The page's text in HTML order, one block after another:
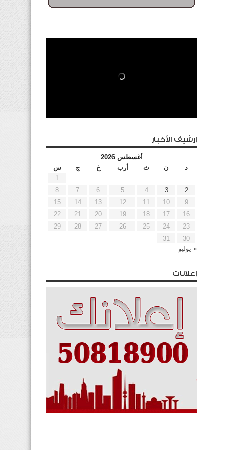
إرشيف الأخبار
أغسطس 2026
د
ن ث أرب خ ج
س
1
2
3
4
5
6
7
8
9
10
11
12
13
14
15
16
17
18
19
20
21
22
23
24
25
26
27
28
29
30
31
« يوليو
إعلانات